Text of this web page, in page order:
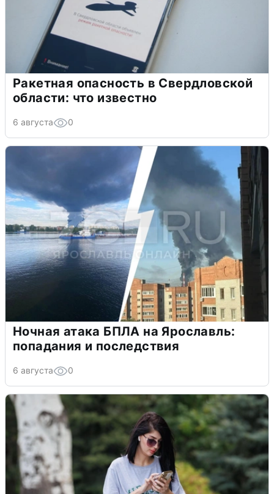
Ракетная опасность в Свердловской
области: что известно
6 августа 0
Ночная атака БПЛА на Ярославль:
попадания и последствия
6 августа 0